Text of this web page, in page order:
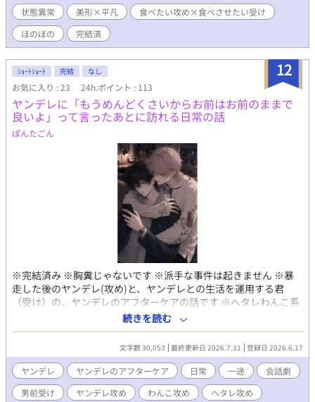
状態異常
美形×平凡
食べたい攻め×食べさせたい受け
ほのぼの
完結済
12
ｼｮｰﾄｼｮｰﾄ 完結 なし
お気に入り : 23 24h.ポイント : 113
ヤンデレに「もうめんどくさいからお前はお前のままで
良いよ」って言ったあとに訪れる日常の話
ぽんたごん
※完結済み ※胸糞じゃないです ※派手な事件は起きません ※暴
走した後のヤンデレ(攻め)と、ヤンデレとの生活を運用する君
（受け）の、ヤンデレのアフターケアの話です ※ヘタレわんこ系
ヤンデレ攻め×ダウナー系男前受けです。たぶん ※ヤンデレはち
ゃんとヤンデレしていきます ※初手でバッドエンドをねじ伏せら
れる受けです ※とことん生活です ※『監禁しました！』「で？明
日の朝ごはんは？」みたいなノリの話です（本編で監禁はしてま
せん。平和です） ※画像はAIです
続きを読む
文字数 30,053 最終更新日 2026.7.31 登録日 2026.6.17
ヤンデレ ヤンデレのアフターケア 日常 一途
会話劇
男前受け
ヤンデレ攻め わんこ攻め
ヘタレ攻め